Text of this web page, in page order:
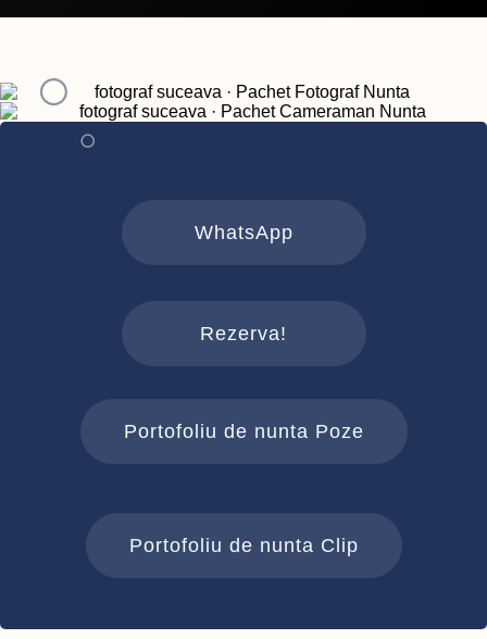
WhatsApp
Rezerva!
Portofoliu de nunta Poze
Portofoliu de nunta Clip